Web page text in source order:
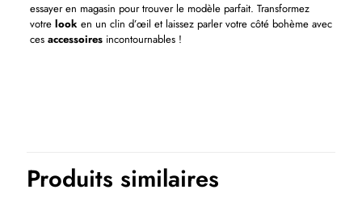
essayer en magasin pour trouver le modèle parfait. Transformez
votre looken un clin d’œil et laissez parler votre côté bohème avec
ces accessoiresincontournables !
Produits similaires